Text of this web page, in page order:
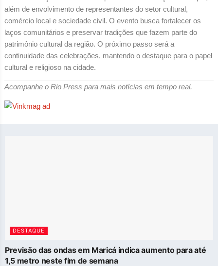
além de envolvimento de representantes do setor cultural,
comércio local e sociedade civil. O evento busca fortalecer os
laços comunitários e preservar tradições que fazem parte do
patrimônio cultural da região. O próximo passo será a
continuidade das celebrações, mantendo o destaque para o papel
cultural e religioso na cidade.
Acompanhe o Rio Press para mais notícias em tempo real.
DESTAQUE
Previsão das ondas em Maricá indica aumento para até
1,5 metro neste fim de semana